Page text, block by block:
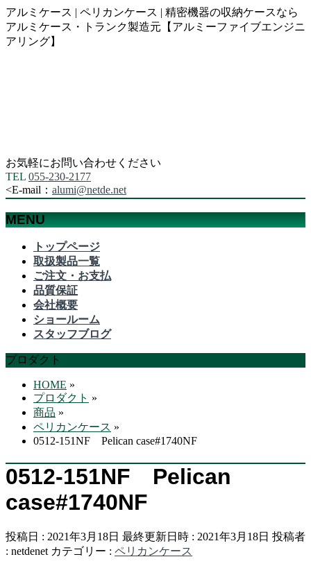
アルミケース | ペリカンケース | 精密機器の収納ケースなら
アルミケース・トランク製造元【アルミーファイブエンジニ
アリング】
お気軽にお問い合わせください
TEL 055-230-2177
<E-mail： alumi@netde.net
MENU
トップページ
取扱製品一覧
ご注文・お支払
品質保証
会社概要
ショールーム
スタッフブログ
プロダクト
HOME »
プロダクト »
商品 »
ペリカンケース »
0512-151NF Pelican case#1740NF
0512-151NF Pelican
case#1740NF
投稿日 : 2021年3月18日 最終更新日時 : 2021年3月18日 投稿者
: netdenet カテゴリー : ペリカンケース